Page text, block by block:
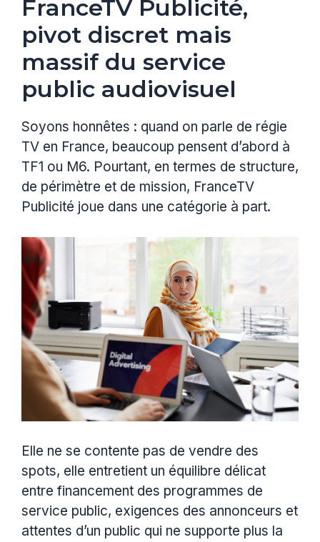
FranceTV Publicité,
pivot discret mais
massif du service
public audiovisuel
Soyons honnêtes : quand on parle de régie
TV en France, beaucoup pensent d’abord à
TF1 ou M6. Pourtant, en termes de structure,
de périmètre et de mission, FranceTV
Publicité joue dans une catégorie à part.
Elle ne se contente pas de vendre des
spots, elle entretient un équilibre délicat
entre financement des programmes de
service public, exigences des annonceurs et
attentes d’un public qui ne supporte plus la